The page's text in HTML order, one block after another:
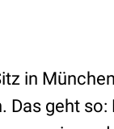
in
Das geht